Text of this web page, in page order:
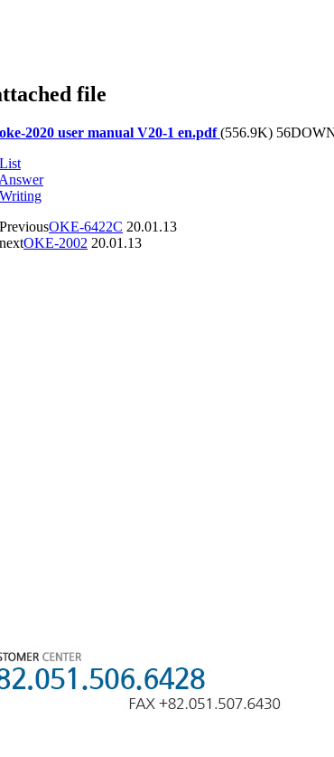
file
oke-2020 user manual V20-1 en.pdf (556.9K)
List
Answer
Writing
PreviousOKE-6422C 20.01.13
nextOKE-2002 20.01.13